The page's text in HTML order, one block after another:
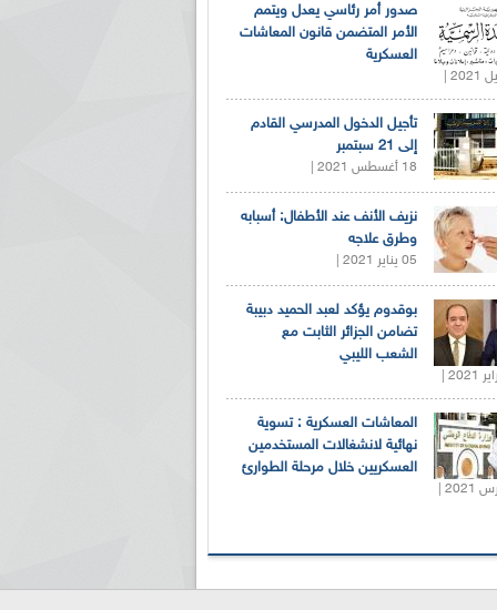
صدور أمر رئاسي يعدل ويتمم
الأمر المتضمن قانون المعاشات
العسكرية
تأجيل الدخول المدرسي القادم
إلى 21 سبتمبر
18 أغسطس 2021 |
نزيف الأنف عند الأطفال: أسبابه
وطرق علاجه
05 يناير 2021 |
بوقدوم يؤكد لعبد الحميد دبيبة
تضامن الجزائر الثابت مع
الشعب الليبي
المعاشات العسكرية : تسوية
نهائية لانشغالات المستخدمين
العسكريين خلال مرحلة الطوارئ